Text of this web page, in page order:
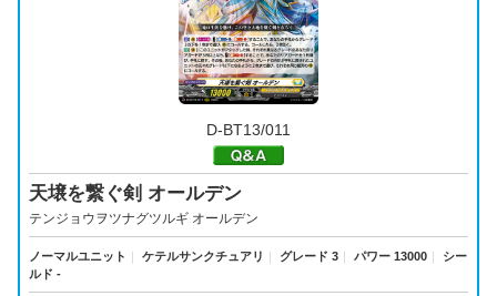
D-BT13/011
天壌を繋ぐ剣 オールデン
テンジョウヲツナグツルギ オールデン
ノーマルユニット ｜ ケテルサンクチュアリ ｜ グレード 3 ｜ パワー 13000 ｜
シー
ルド -